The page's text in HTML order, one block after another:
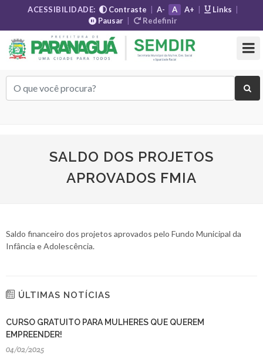
ACESSIBILIDADE: Contraste A- A A+ Links
Pausar
Redefinir
SALDO DOS PROJETOS
APROVADOS FMIA
Saldo financeiro dos projetos aprovados pelo Fundo Municipal da
Infância e Adolescência.
ÚLTIMAS NOTÍCIAS
CURSO GRATUITO PARA MULHERES QUE QUEREM
EMPREENDER!
04/02/2025